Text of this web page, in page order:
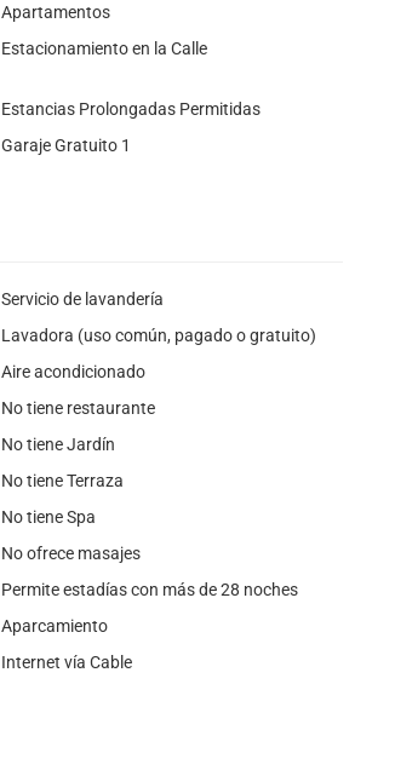
Apartamentos
Estacionamiento en la Calle
Estancias Prolongadas Permitidas
Garaje Gratuito 1
Servicio de lavandería
Lavadora (uso común, pagado o gratuito)
Aire acondicionado
No tiene restaurante
No tiene Jardín
No tiene Terraza
No tiene Spa
No ofrece masajes
Permite estadías con más de 28 noches
Aparcamiento
Internet vía Cable